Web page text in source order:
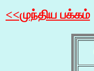
<<முந்திய பக்கம்